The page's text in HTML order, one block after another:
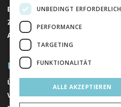
BÜCHER
ZEITSCHRIFTEN
AUTOREN
ÜBER UNS
ÜBER UNS
VERLAGE
UNBEDINGT ERFORDERLICH
PERFORMANCE
TARGETING
FUNKTIONALITÄT
ALLE AKZEPTIEREN